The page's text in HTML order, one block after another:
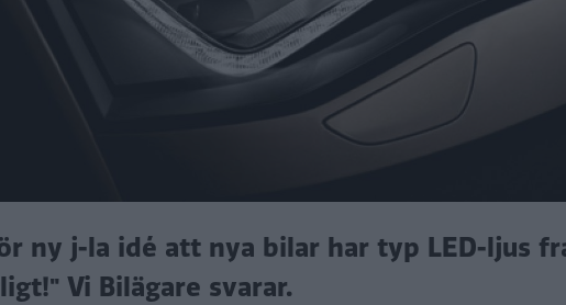
ny j-la idé att nya bilar har typ LED-ljus
Vi Bilägare svarar.